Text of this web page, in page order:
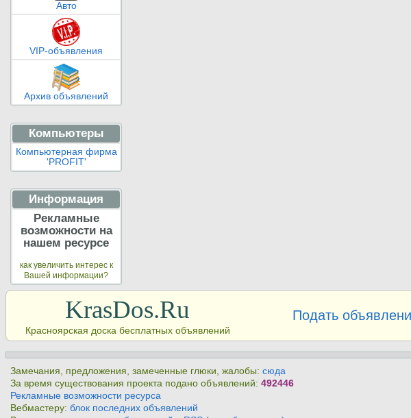
Авто
VIP-объявления
Архив объявлений
Компьютеры
Компьютерная фирма
'PROFIT'
Информация
Рекламные
возможности на
нашем ресурсе
как увеличить интерес к
Вашей информации?
KrasDos.Ru
Красноярская доска бесплатных объявлений
Подать
Замечания, предложения, замеченные глюки, жалобы: сюда
За время существования проекта подано объявлений: 492446
Рекламные возможности ресурса
Вебмастеру: блок последних объявлений